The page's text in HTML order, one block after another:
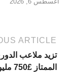
ARTICLE
تزيد ملاعب